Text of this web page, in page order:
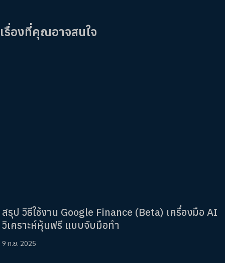
เรื่องที่คุณอาจสนใจ
สรุป วิธีใช้งาน Google Finance (Beta) เครื่องมือ AI
วิเคราะห์หุ้นฟรี แบบจับมือทำ
9 ก.ย. 2025